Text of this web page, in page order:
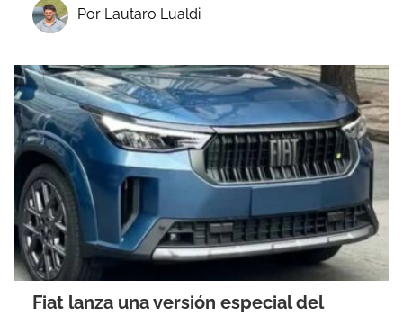
Por Lautaro Lualdi
Fiat lanza una versión especial del